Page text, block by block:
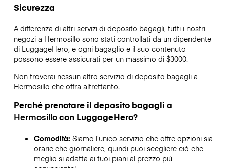
Sicurezza
A differenza di altri servizi di deposito bagagli, tutti i nostri
negozi a Hermosillo sono stati controllati da un dipendente
di LuggageHero, e ogni bagaglio e il suo contenuto
possono essere assicurati per un massimo di $3000.
Non troverai nessun altro servizio di deposito bagagli a
Hermosillo che offra altrettanto.
Perché prenotare il deposito bagagli a
Hermosillocon LuggageHero?
Comodità: Siamo l’unico servizio che offre opzioni sia
orarie che giornaliere, quindi puoi scegliere ciò che
meglio si adatta ai tuoi piani al prezzo più